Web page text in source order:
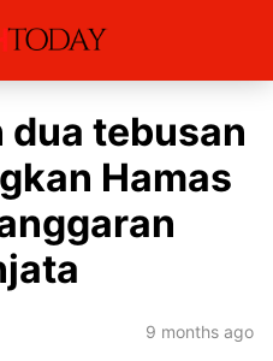
dua tebusan
Hamas
9 months ago